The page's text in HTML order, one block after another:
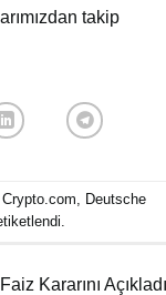
takip
Crypto.com, Deutsche
Kararını